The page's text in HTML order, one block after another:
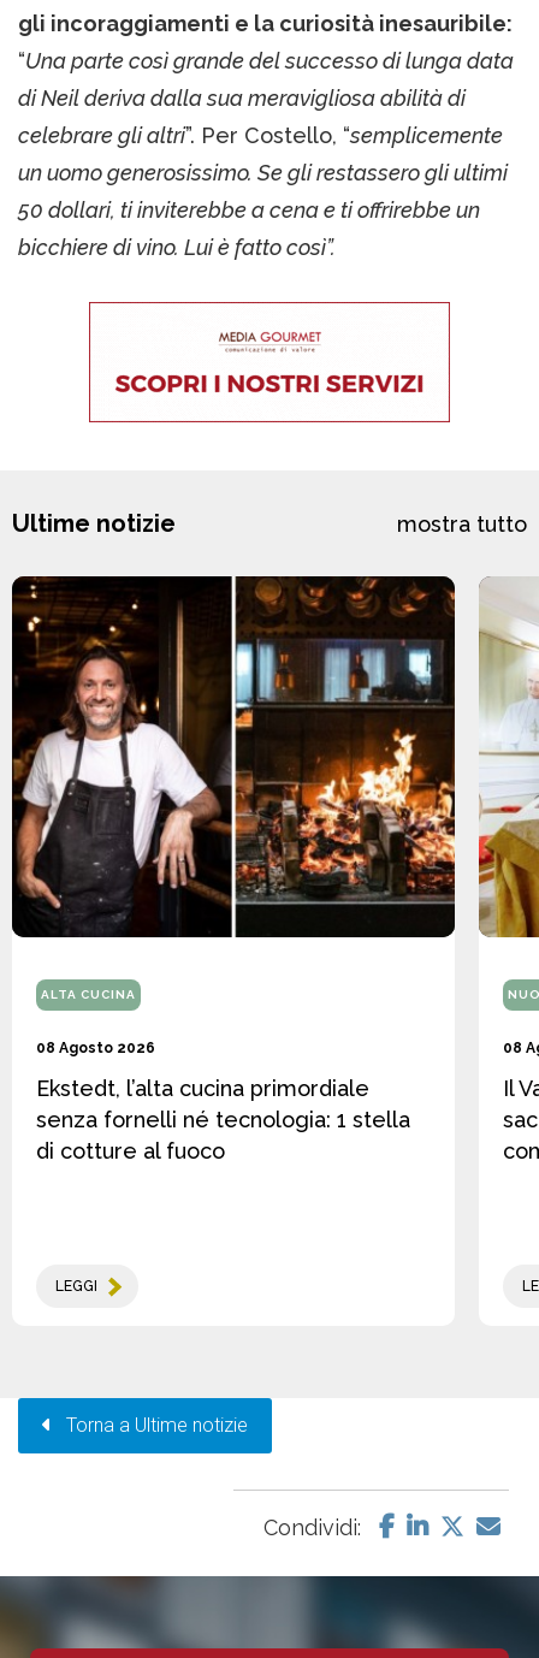
gli incoraggiamenti e la curiosità inesauribile:
“Una parte così grande del successo di lunga data
di Neil deriva dalla sua meravigliosa abilità di
celebrare gli altri”. Per Costello, “semplicemente
un uomo generosissimo. Se gli restassero gli ultimi
50 dollari, ti inviterebbe a cena e ti offrirebbe un
bicchiere di vino. Lui è fatto così”.
Ultime notizie mostra tutto
ALTA CUCINA
08 Agosto 2026
Ekstedt, l’alta cucina primordiale
senza fornelli né tecnologia: 1 stella
di cotture al fuoco
LEGGI
08
Il
Torna a Ultime notizie
Condividi: